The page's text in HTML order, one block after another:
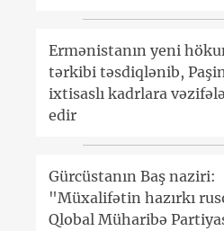
Ermənistanın yeni
tərkibi təsdiqlənib,
ixtisaslı kadrlara
edir
Gürcüstanın Baş naziri:
"Müxalifətin hazırkı
Qlobal Müharibə